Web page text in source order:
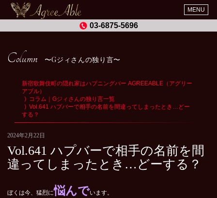
MENU
03-6875-5696
Column Gジィさんの独り言
新宿歌舞伎町の隠れ家はハプニングバー AGREEABLE（アグリー
アブル）
コラム｜Gジィさんの独り言一覧
Vol.641 ハプバーで相手の名前を間違ってしまったとき…どー
する？
2024年2月22日
Vol.641 ハプバーで相手の名前を間
違ってしまったとき…どーする？
ぼくは今、猛烈に悩んでいます。